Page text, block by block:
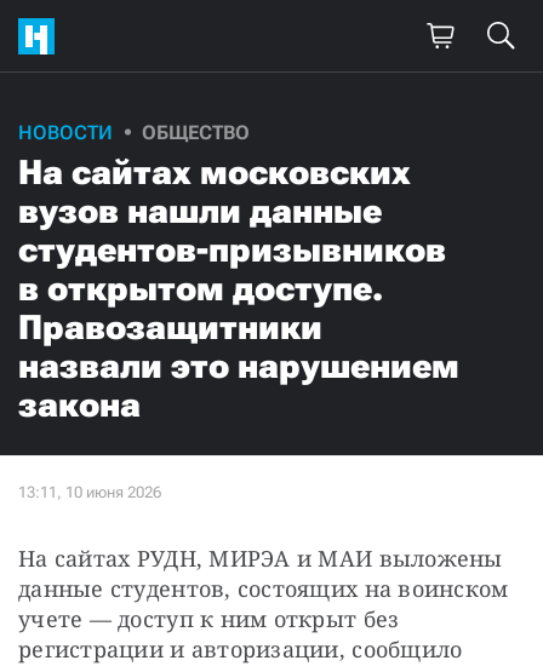
НОВОСТИ ОБЩЕСТВО
На сайтах московских
вузов нашли данные
студентов-призывников
в открытом доступе.
Правозащитники
назвали это нарушением
закона
На сайтах РУДН, МИРЭА и МАИ выложены
данные студентов, состоящих на воинском
учете — доступ к ним открыт без
регистрации и авторизации, сообщило